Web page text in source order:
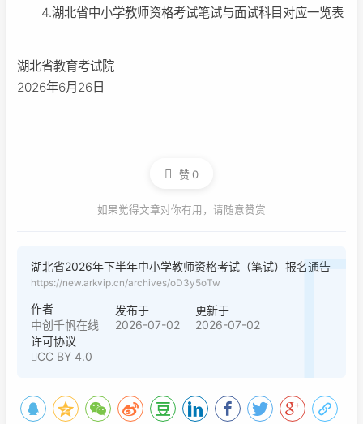
4.湖北省中小学教师资格考试笔试与面试科目对应一览表
湖北省教育考试院
2026年6月26日
赞0
如果觉得文章对你有用，请随意赞赏
湖北省2026年下半年中小学教师资格考试（笔试）报名通告
https://new.arkvip.cn/archives/oD3y5oTw
作者
中创千帆在线
发布于
2026-07-02
更新于
2026-07-02
许可协议
CC BY 4.0